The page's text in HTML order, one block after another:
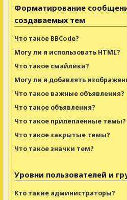
Форматирование
создаваемых тем
Что такое BBCode?
Могу ли я использовать HTML?
Что такое смайлики?
Могу ли я добавлять
Что такое важные объявления?
Что такое объявления?
Что такое прилепленные темы?
Что такое закрытые темы?
Что такое значки тем?
Уровни пользователей и
Кто такие администраторы?